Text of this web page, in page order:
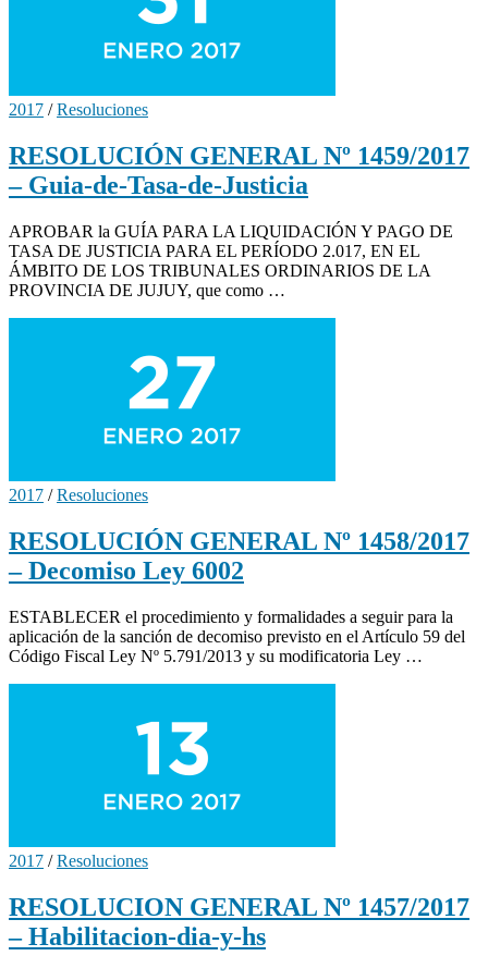
2017 /Resoluciones
RESOLUCIÓN GENERAL Nº 1459/2017
– Guia-de-Tasa-de-Justicia
APROBAR la GUÍA PARA LA LIQUIDACIÓN Y PAGO DE
TASA DE JUSTICIA PARA EL PERÍODO 2.017, EN EL
ÁMBITO DE LOS TRIBUNALES ORDINARIOS DE LA
PROVINCIA DE JUJUY, que como …
2017 /Resoluciones
RESOLUCIÓN GENERAL Nº 1458/2017
– Decomiso Ley 6002
ESTABLECER el procedimiento y formalidades a seguir para la
aplicación de la sanción de decomiso previsto en el Artículo 59 del
Código Fiscal Ley Nº 5.791/2013 y su modificatoria Ley …
2017 /Resoluciones
RESOLUCION GENERAL Nº 1457/2017
– Habilitacion-dia-y-hs